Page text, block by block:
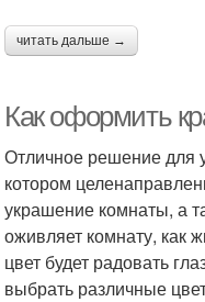
читать дальше →
Как оформить
Отличное решение для
котором
украшение комнаты, а
оживляет комнату, как
цвет будет радовать
выбрать различные